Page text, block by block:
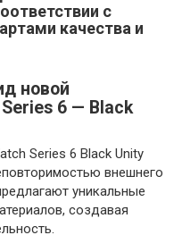
с
качества и
новой
6 — Black
Series 6 Black Unity
внешнего
уникальные
создавая